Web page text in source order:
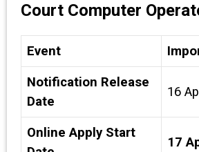
Court Computer
Event
Notification Release
Date
16
Online Apply Start
17